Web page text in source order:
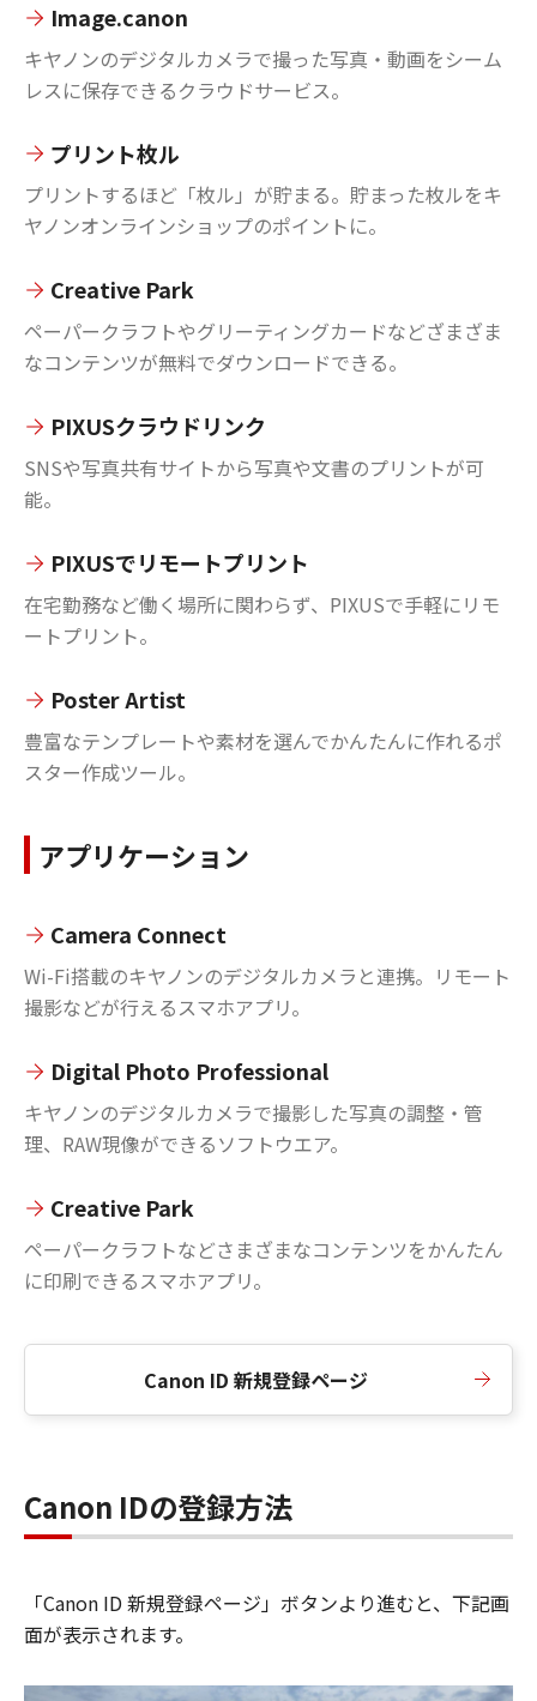
Image.canon
キヤノンのデジタルカメラで撮った写真・動画をシーム
レスに保存できるクラウドサービス。
プリント枚ル
プリントするほど「枚ル」が貯まる。貯まった枚ルをキ
ヤノンオンラインショップのポイントに。
Creative Park
ペーパークラフトやグリーティングカードなどざまざま
なコンテンツが無料でダウンロードできる。
PIXUSクラウドリンク
SNSや写真共有サイトから写真や文書のプリントが可
能。
PIXUSでリモートプリント
在宅勤務など働く場所に関わらず、PIXUSで手軽にリモ
ートプリント。
Poster Artist
豊富なテンプレートや素材を選んでかんたんに作れるポ
スター作成ツール。
アプリケーション
Camera Connect
Wi-Fi搭載のキヤノンのデジタルカメラと連携。リモート
撮影などが行えるスマホアプリ。
Digital Photo Professional
キヤノンのデジタルカメラで撮影した写真の調整・管
理、RAW現像ができるソフトウエア。
Creative Park
ペーパークラフトなどさまざまなコンテンツをかんたん
に印刷できるスマホアプリ。
Canon ID 新規登録ページ
Canon IDの登録方法
「Canon ID 新規登録ページ」ボタンより進むと、下記画
面が表示されます。